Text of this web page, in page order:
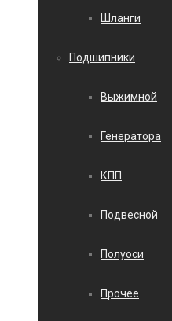
Шланги
Подшипники
Выжимной
Генератора
КПП
Подвесной
Полуоси
Прочее